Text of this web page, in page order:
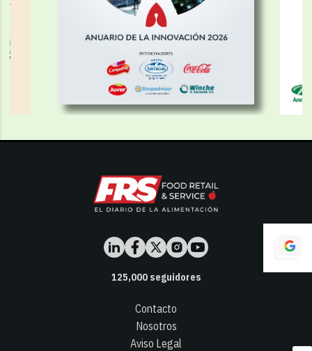
125,000seguidores
Contacto
Nosotros
Aviso Legal